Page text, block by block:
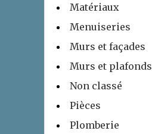
Matériaux
Menuiseries
Murs et façades
Murs et plafonds
Non classé
Pièces
Plomberie